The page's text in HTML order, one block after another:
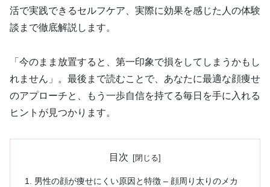
活で実践できるセルフケア、実際に効果を感じた人の体験
談まで徹底解説します。
「今のまま放置すると、第一印象で損をしてしまうかもし
れません」。最後まで読むことで、あなたに最適な顔痩せ
のアプローチと、もう一歩自信を持てる毎日を手に入れる
ヒントが見つかります。
目次
男性の顔が痩せにくい原因と特徴 – 顔周り太りのメカ